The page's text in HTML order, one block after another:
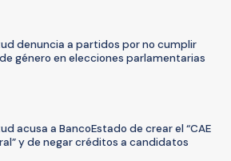
denuncia a partidos por no cumplir
género en elecciones parlamentarias
acusa a BancoEstado de crear el “CAE
y de negar créditos a candidatos